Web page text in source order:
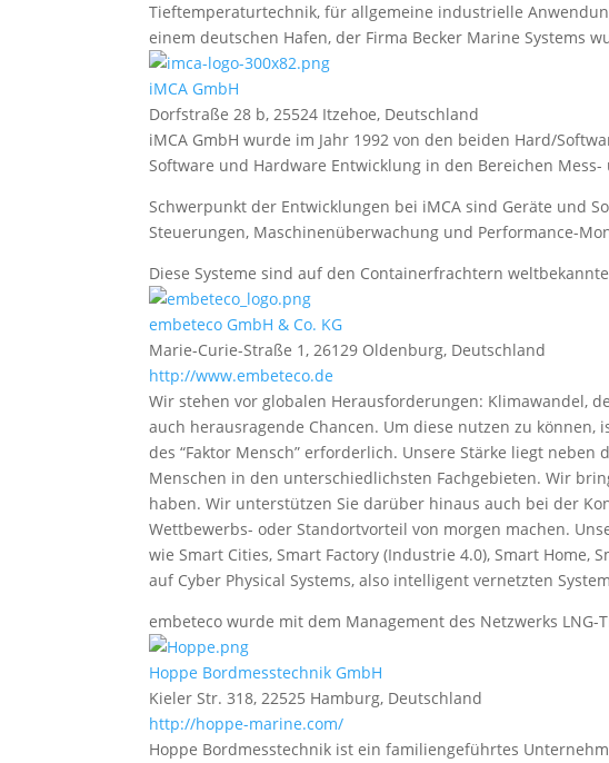
Tieftemperaturtechnik, für allgemeine industrielle
einem deutschen Hafen, der Firma Becker Marine Systems
iMCA GmbH
Dorfstraße 28 b, 25524 Itzehoe, Deutschland
iMCA GmbH wurde im Jahr 1992 von den beiden Hard/
Software und Hardware Entwicklung in den Bereichen
Schwerpunkt der Entwicklungen bei iMCA sind Geräte und
Steuerungen, Maschinenüberwachung und Performance-
Diese Systeme sind auf den Containerfrachtern
embeteco GmbH & Co. KG
Marie-Curie-Straße 1, 26129 Oldenburg, Deutschland
http://www.embeteco.de
Wir stehen vor globalen Herausforderungen: Klimawandel,
auch herausragende Chancen. Um diese nutzen zu
des “Faktor Mensch” erforderlich. Unsere Stärke liegt
Menschen in den unterschiedlichsten Fachgebieten. Wir
haben. Wir unterstützen Sie darüber hinaus auch bei der
Wettbewerbs- oder Standortvorteil von morgen machen.
wie Smart Cities, Smart Factory (Industrie 4.0), Smart
auf Cyber Physical Systems, also intelligent vernetzten
embeteco wurde mit dem Management des Netzwerks LNG-
Hoppe Bordmesstechnik GmbH
Kieler Str. 318, 22525 Hamburg, Deutschland
http://hoppe-marine.com/
Hoppe Bordmesstechnik ist ein familiengeführtes